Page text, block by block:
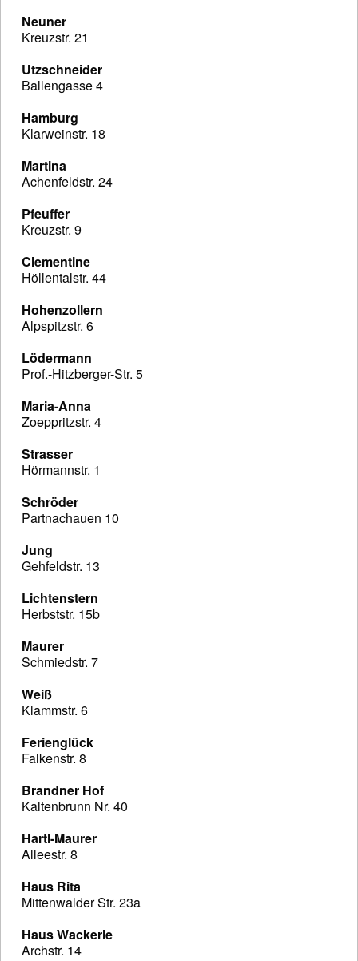
Neuner
Kreuzstr. 21
Utzschneider
Ballengasse 4
Hamburg
Klarweinstr. 18
Martina
Achenfeldstr. 24
Pfeuffer
Kreuzstr. 9
Clementine
Höllentalstr. 44
Hohenzollern
Alpspitzstr. 6
Lödermann
Prof.-Hitzberger-Str. 5
Maria-Anna
Zoeppritzstr. 4
Strasser
Hörmannstr. 1
Schröder
Partnachauen 10
Jung
Gehfeldstr. 13
Lichtenstern
Herbststr. 15b
Maurer
Schmiedstr. 7
Weiß
Klammstr. 6
Ferienglück
Falkenstr. 8
Brandner Hof
Kaltenbrunn Nr. 40
Hartl-Maurer
Alleestr. 8
Haus Rita
Mittenwalder Str. 23a
Haus Wackerle
Archstr. 14